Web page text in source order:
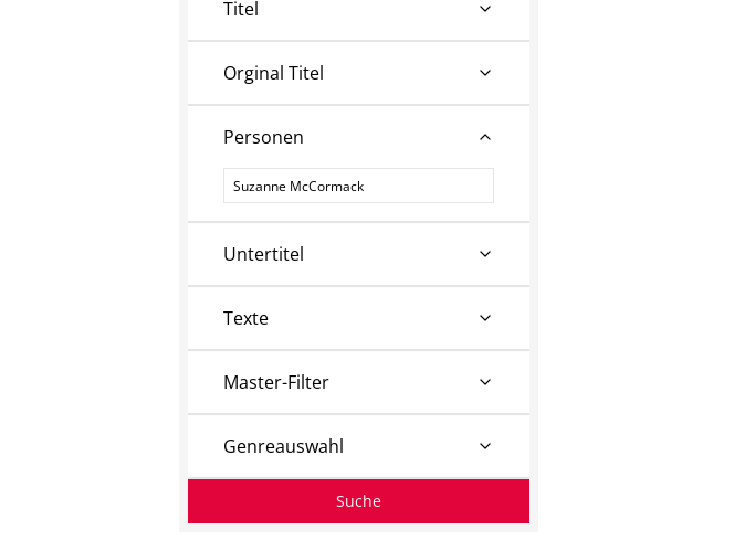
Titel
Orginal Titel
Personen
Personen
Untertitel
Texte
Master-Filter
Genreauswahl
Suche